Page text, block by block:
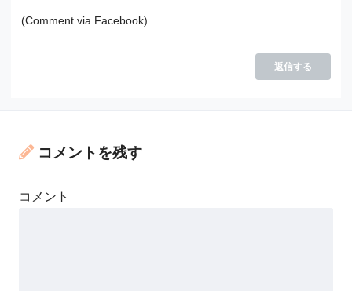
(Comment via Facebook)
返信する
コメントを残す
コメント